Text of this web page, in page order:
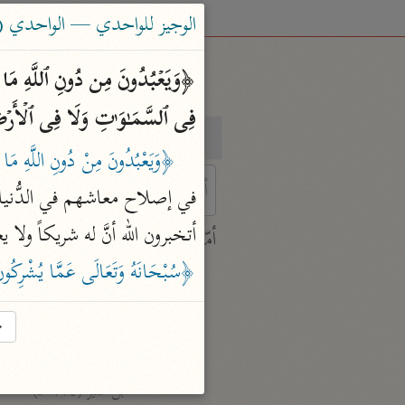
بحث تفسير
characters for results.
أمّهات
جامع البيان
ابن جرير الطبري (٣١٠ هـ)
ابن كثير (٧٧٤ هـ)
الوجيز للواحدي — الواحدي (٤٦٨
فِی ٱلسَّمَـٰوَ ٰ⁠تِ وَلَا فِی
﴿وَيَعْبُدُونَ مِنْ دُونِ اللَّهِ
في إصلاح معاشهم في
أتخبرون الله أنَّ له شريكاً
﴿سُبْحَانَهُ وَتَعَالَى عَمَّا